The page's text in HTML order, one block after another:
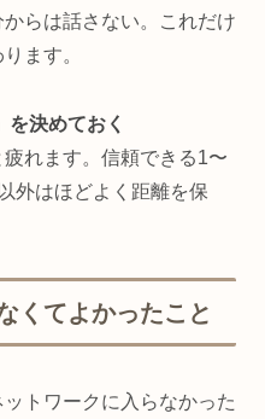
らは話さない。これだけ
ます。
決めておく
れます。信頼できる1〜
外はほどよく距離を保
くてよかったこと
トワークに入らなかった